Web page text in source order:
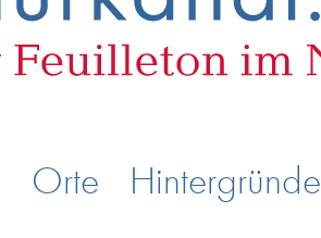
Orte Hintergründe